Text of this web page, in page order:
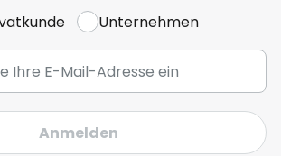
Unternehmen
Anmelden